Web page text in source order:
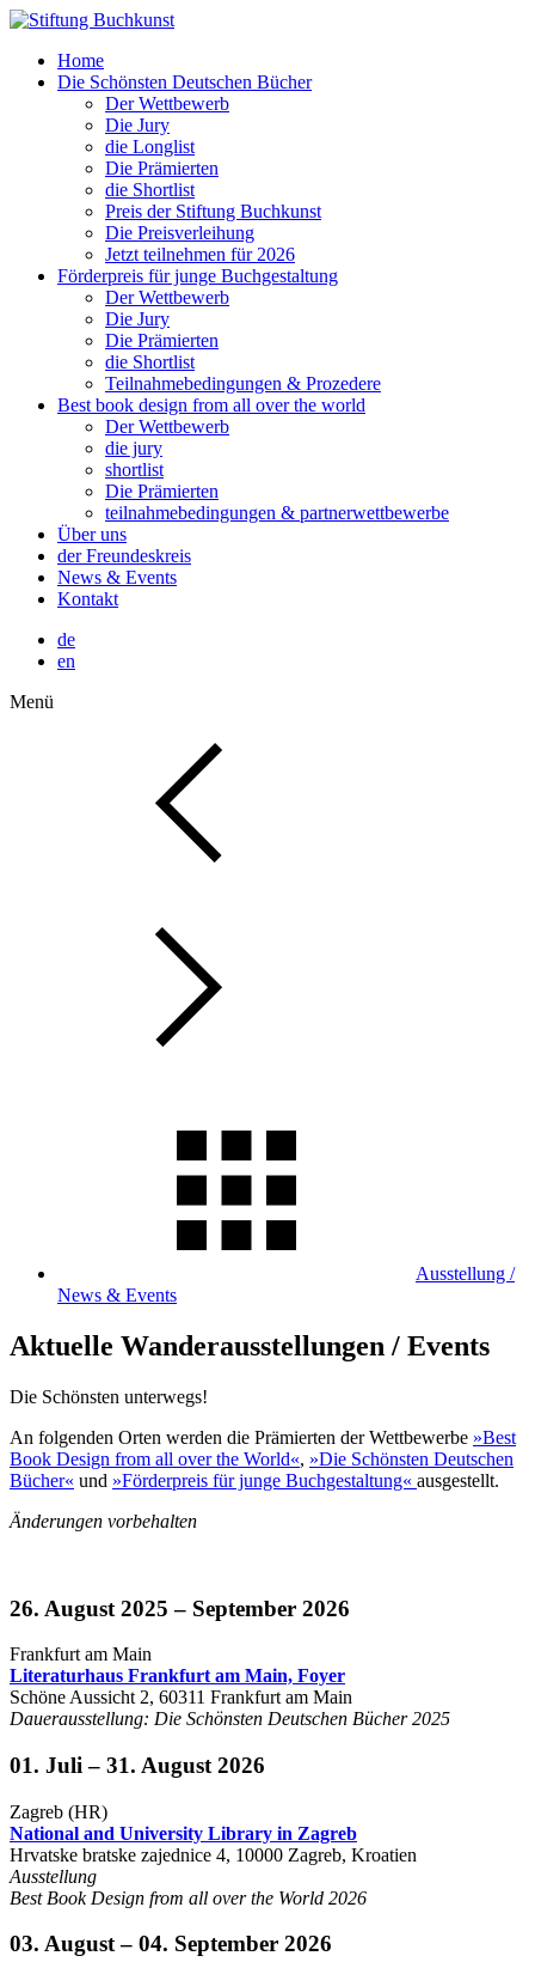
Home
Die Schönsten Deutschen Bücher
Der Wettbewerb
Die Jury
die Longlist
Die Prämierten
die Shortlist
Preis der Stiftung Buchkunst
Die Preisverleihung
Jetzt teilnehmen für 2026
Förderpreis für junge Buchgestaltung
Der Wettbewerb
Die Jury
Die Prämierten
die Shortlist
Teilnahmebedingungen & Prozedere
Best book design from all over the world
Der Wettbewerb
die jury
shortlist
Die Prämierten
teilnahmebedingungen & partnerwettbewerbe
Über uns
der Freundeskreis
News & Events
Kontakt
de
en
Menü
Ausstellung /
News & Events
Aktuelle Wanderausstellungen / Events
Die Schönsten unterwegs!
An folgenden Orten werden die Prämierten der Wettbewerbe »Best
Book Design from all over the World«, »Die Schönsten Deutschen
Bücher« und »Förderpreis für junge Buchgestaltung« ausgestellt.
Änderungen vorbehalten
26. August 2025 – September 2026
Frankfurt am Main
Literaturhaus Frankfurt am Main, Foyer
Schöne Aussicht 2, 60311 Frankfurt am Main
Dauerausstellung: Die Schönsten Deutschen Bücher 2025
01. Juli – 31. August 2026
Zagreb (HR)
National and University Library in Zagreb
Hrvatske bratske zajednice 4, 10000 Zagreb, Kroatien
Ausstellung
Best Book Design from all over the World 2026
03. August – 04. September 2026